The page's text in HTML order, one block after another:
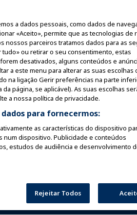
Presencial
Comum de
da Fundação
de Passeios
Diretrizes de
Recursos de
Recursos de
Notícias de
Proteção
Comités de
Instituto de
de Diversões e Atrações. Todos os
a dados pessoais, como dados de
«Aceito», permite que as tecnologias de
nossos parceiros tratamos dados para as
ou retirar o seu consentimento, estas
desativados, alguns conteúdos e
a este menu para alterar as suas escolhas
na ligação Gerir preferências na parte
página, se aplicável). As suas escolhas
a nossa política de privacidade.
para fornecermos:
as características do dispositivo
num dispositivo. Publicidade e conteúdos
estudos de audiência e desenvolvimento
Rejeitar Todos